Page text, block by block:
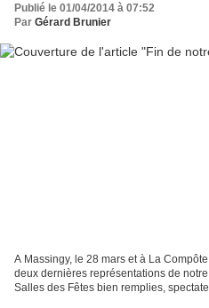
Publié le 01/04/2014 à 07:52
Par Gérard Brunier
A Massingy, le 28 mars et à La
deux dernières représentations de
Salles des Fêtes bien remplies,